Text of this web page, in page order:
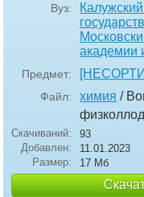
Вуз:
академии
Предмет:
Файл: химия /
Скачиваний:
93
Добавлен:
11.01.2023
Размер:
17 Мб